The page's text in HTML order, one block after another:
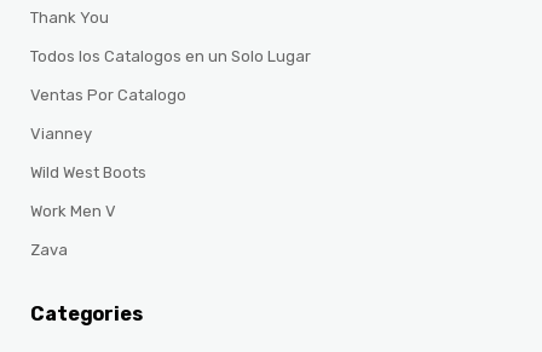
Thank You
Todos los Catalogos en un Solo Lugar
Ventas Por Catalogo
Vianney
Wild West Boots
Work Men V
Zava
Categories